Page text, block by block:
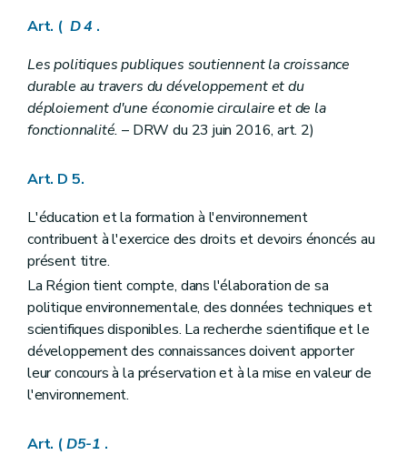
Section2
Retrait et suspension de la reconnaissance ou du subventionnement
Art. D 28-16
ChapitreV
De l'évaluation et du Comité d'accompagnement
Art.D 28-17
ChapitreV
De l'évaluation et du Comité d'accompagnement
Art.D 28-18
Titre III Participation du public en matière d'environnement
Chapitre premier
Section première
Art. D29-1
Section 2 Principes généraux de la participation du public
Art. D29-2
Art. D29-3
Art. D29-4
Chapitre II Réunion d'information
Art. D29-5
Section première
Art. ( D 4 .
Les politiques publiques soutiennent la croissance
durable au travers du développement et du
déploiement d'une économie circulaire et de la
fonctionnalité. – DRW du 23 juin 2016, art. 2)
Art. D 5.
L'éducation et la formation à l'environnement
contribuent à l'exercice des droits et devoirs énoncés au
présent titre.
La Région tient compte, dans l'élaboration de sa
politique environnementale, des données techniques et
scientifiques disponibles. La recherche scientifique et le
développement des connaissances doivent apporter
leur concours à la préservation et à la mise en valeur de
l'environnement.
Art. (D5-1 .